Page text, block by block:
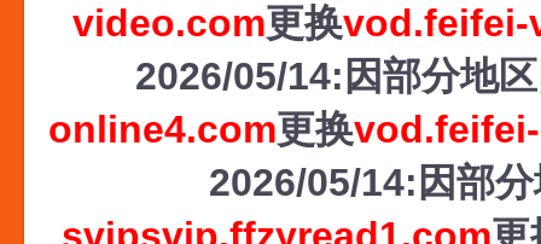
video.com更换vod.feifei-
2026/05/14:因部分地
online4.com更换
2026/05/14:因部